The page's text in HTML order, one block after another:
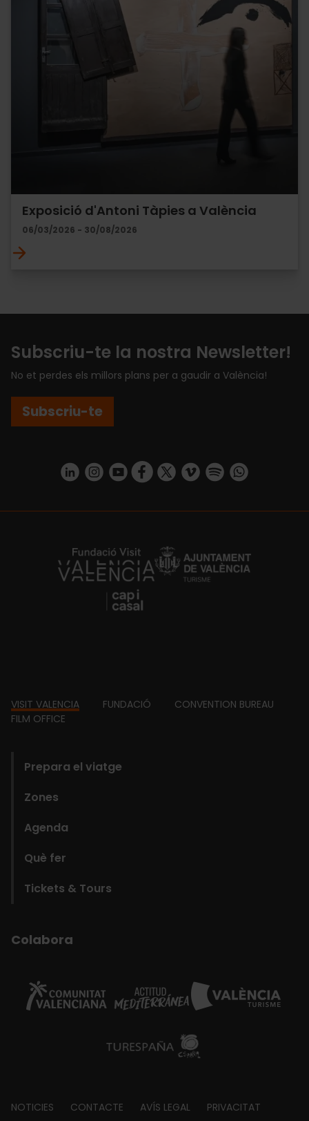
Exposició d'Antoni Tàpies a València
06/03/2026 - 30/08/2026
Subscriu-te la nostra Newsletter!
No et perdes els millors plans per a gaudir a València!
Subscriu-te
https://www.linkedin.com/company/turismo-valencia/mycompany/
https://www.instagram.com/visit_valencia/
https://www.youtube.com/user/
https://www.facebook.com/
https://twitter.com/
https://vimeo.com/
https://https://api.whatsapp.com/
https://fundacion.visitvalencia.com/
Footer
VISIT VALENCIA FUNDACIÓ
CONVENTION BUREAU
FILM OFFICE
Prepara el viatge
Zones
Agenda
Què fer
Tickets & Tours
Colabora
Footer
NOTICIES CONTACTE AVÍS LEGAL PRIVACITAT